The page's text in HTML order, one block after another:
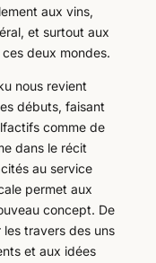
aux vins,
et surtout aux
deux mondes.
nous revient
débuts, faisant
comme de
dans le récit
au service
permet aux
concept. De
les travers des uns
et aux idées